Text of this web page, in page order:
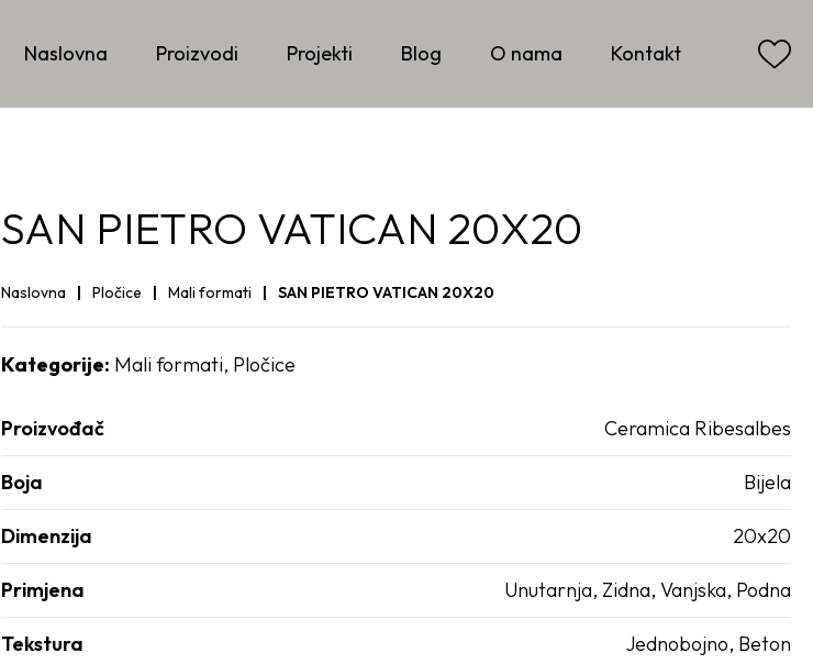
Naslovna Proizvodi Projekti Blog O nama Kontakt
SAN PIETRO VATICAN 20X20
Naslovna Pločice Mali formati SAN PIETRO VATICAN 20X20
Kategorije: Mali formati, Pločice
Proizvođač Ceramica Ribesalbes
Boja Bijela
Dimenzija 20x20
Primjena Unutarnja, Zidna, Vanjska, Podna
Tekstura Jednobojno, Beton